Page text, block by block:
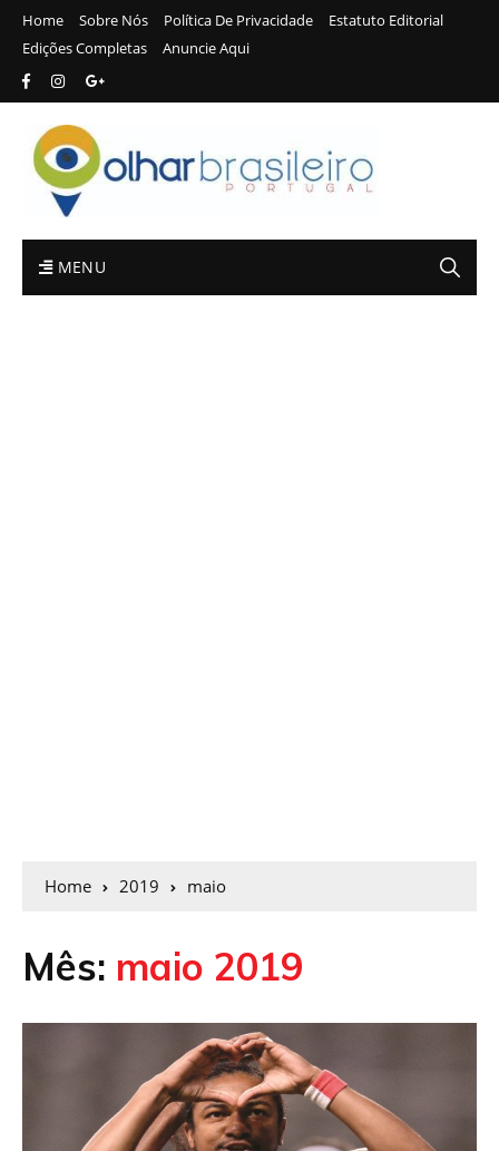
Home Sobre Nós Política De Privacidade
Estatuto Editorial
Edições Completas
Anuncie Aqui
MENU
Home 2019 maio
Mês: maio 2019